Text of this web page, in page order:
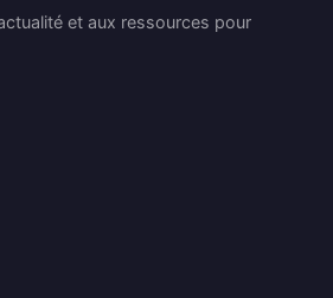
et aux ressources pour